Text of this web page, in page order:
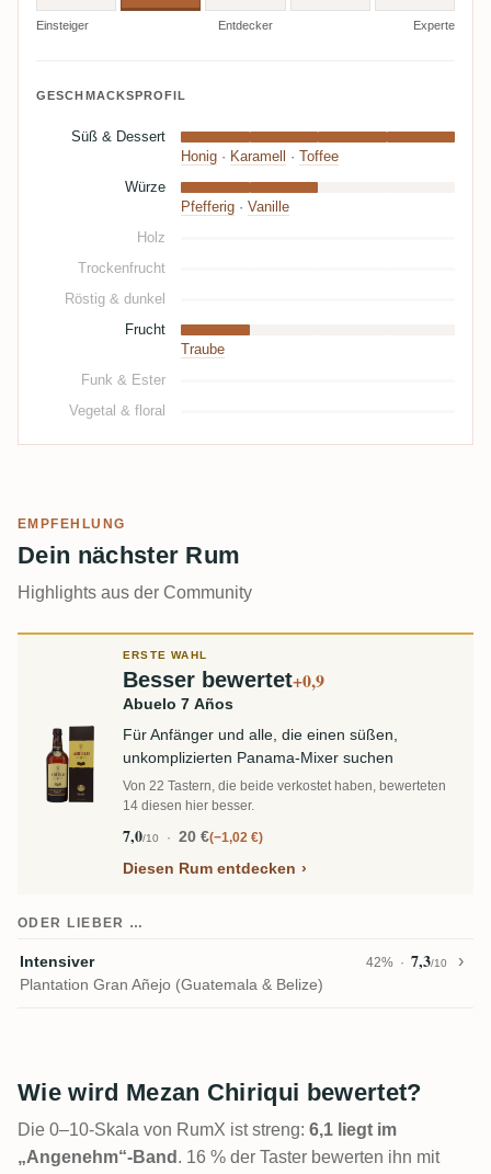
Einsteiger Entdecker Experte
GESCHMACKSPROFIL
Süß & Dessert
Honig · Karamell · Toffee
Würze
Pfefferig · Vanille
Holz
Trockenfrucht
Röstig & dunkel
Frucht
Traube
Funk & Ester
Vegetal & floral
EMPFEHLUNG
Dein nächster Rum
Highlights aus der Community
ERSTE WAHL
Besser bewertet+0,9
Abuelo 7 Años
Für Anfänger und alle, die einen süßen,
unkomplizierten Panama-Mixer suchen
Von 22 Tastern, die beide verkostet haben, bewerteten
14 diesen hier besser.
7,0/10 20 € −1,02 €
Diesen Rum entdecken
ODER LIEBER …
Intensiver 42% 7,3/10
Plantation Gran Añejo (Guatemala & Belize)
Wie wird Mezan Chiriqui bewertet?
Die 0–10-Skala von RumX ist streng: 6,1 liegt im
„Angenehm“-Band . 16 % der Taster bewerten ihn mit